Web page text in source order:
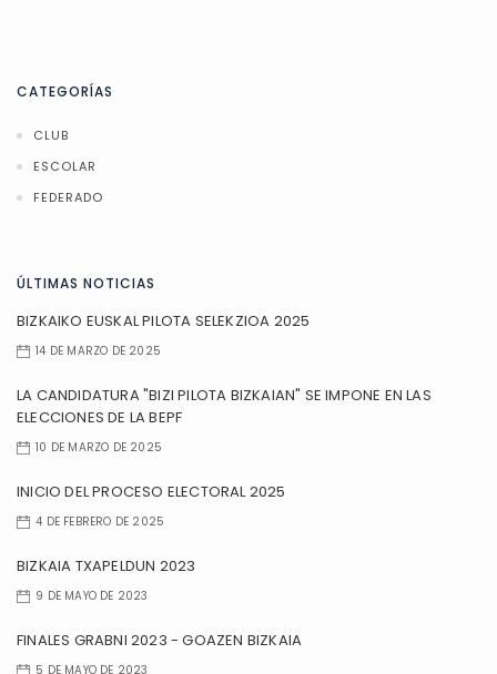
CATEGORÍAS
CLUB
ESCOLAR
FEDERADO
ÚLTIMAS NOTICIAS
BIZKAIKO EUSKAL PILOTA SELEKZIOA 2025
14 DE MARZO DE 2025
LA CANDIDATURA "BIZI PILOTA BIZKAIAN" SE IMPONE EN LAS
ELECCIONES DE LA BEPF
10 DE MARZO DE 2025
INICIO DEL PROCESO ELECTORAL 2025
4 DE FEBRERO DE 2025
BIZKAIA TXAPELDUN 2023
9 DE MAYO DE 2023
FINALES GRABNI 2023 - GOAZEN BIZKAIA
5 DE MAYO DE 2023